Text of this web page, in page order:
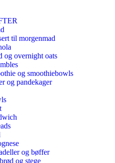
til morgenmad
og overnight oats
og smoothiebowls
og pandekager
og bøffer
og stege